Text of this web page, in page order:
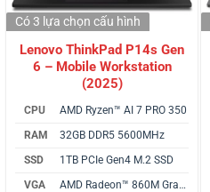
Lenovo ThinkPad P14s Gen
6 – Mobile Workstation
(2025)
CPU
AMD Ryzen™ AI 7 PRO 350
RAM
32GB DDR5 5600MHz
SSD
1TB PCIe Gen4 M.2 SSD
VGA
AMD Radeon™ 860M Graphics
Có 3 lựa chọn cấu hình